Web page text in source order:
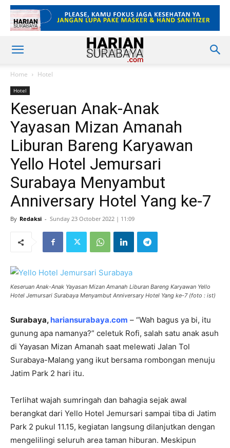
Home Hotel
Hotel
Keseruan Anak-Anak
Yayasan Mizan Amanah
Liburan Bareng Karyawan
Yello Hotel Jemursari
Surabaya Menyambut
Anniversary Hotel Yang ke-7
By Redaksi - Sunday 23 October 2022 | 11:09
Keseruan Anak-Anak Yayasan Mizan Amanah Liburan Bareng Karyawan Yello
Hotel Jemursari Surabaya Menyambut Anniversary Hotel Yang ke-7 (foto : ist)
Surabaya, hariansurabaya.com – “Wah bagus ya bi, itu
gunung apa namanya?” celetuk Rofi, salah satu anak asuh
di Yayasan Mizan Amanah saat melewati Jalan Tol
Surabaya-Malang yang ikut bersama rombongan menuju
Jatim Park 2 hari itu.
Terlihat wajah sumringah dan bahagia sejak awal
berangkat dari Yello Hotel Jemursari sampai tiba di Jatim
Park 2 pukul 11.15, kegiatan langsung dilanjutkan dengan
mengelilingi seluruh area taman hiburan. Meskipun